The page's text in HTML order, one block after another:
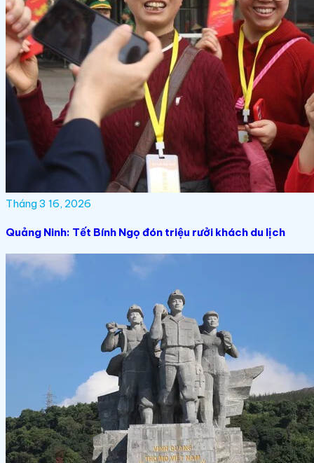
Tháng 3 16, 2026
Quảng Ninh: Tết Bính Ngọ đón triệu rưởi khách du lịch